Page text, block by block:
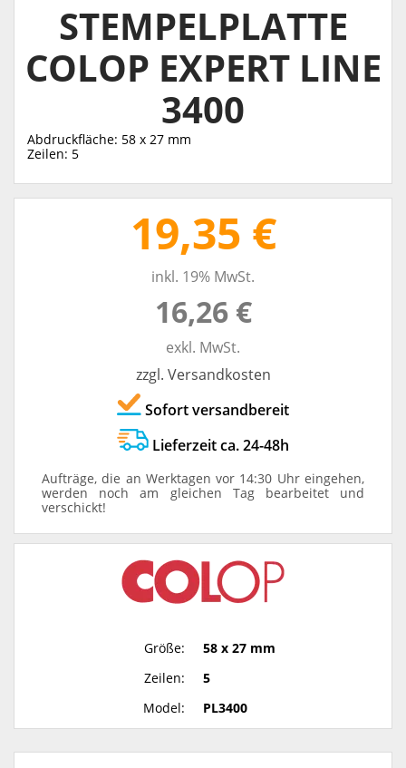
STEMPELPLATTE
COLOP EXPERT LINE
3400
Abdruckfläche: 58 x 27 mm
Zeilen: 5
19,35 €
inkl. 19% MwSt.
16,26 €
exkl. MwSt.
zzgl. Versandkosten
Sofort versandbereit
Lieferzeit ca. 24-48h
Aufträge, die an Werktagen vor 14:30 Uhr eingehen,
werden noch am gleichen Tag bearbeitet und
verschickt!
Größe:
58 x 27 mm
Zeilen:
5
Model:
PL3400